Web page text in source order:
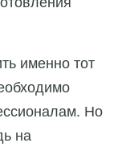
именно тот
Но
на